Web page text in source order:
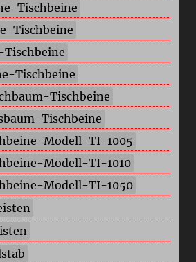
Tischbeine
Tischbeine
Tischbeine
Tischbeine
Tischbeine
Tischbeine
Modell-TI-1005
Modell-TI-1010
Modell-TI-1050